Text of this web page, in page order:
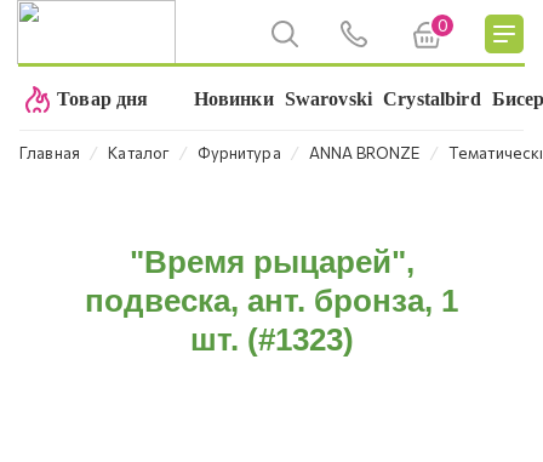
0
Товар дня Новинки Swarovski Crystalbird
Главная ⁄ Каталог ⁄ Фурнитура ⁄ ANNA BRONZE ⁄
"Время рыцарей",
подвеска, ант. бронза, 1
шт. (#1323)